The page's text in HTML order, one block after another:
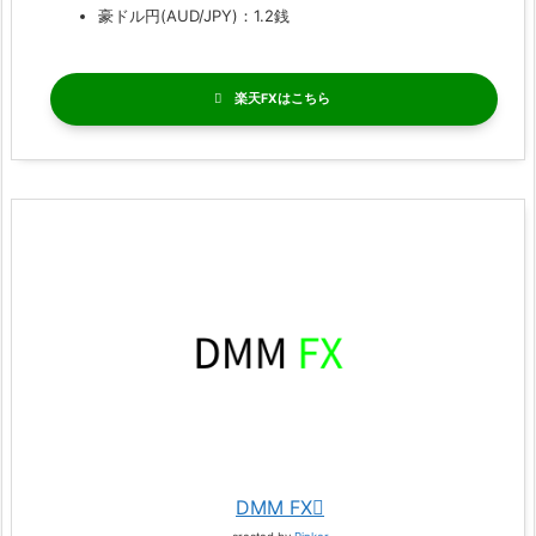
豪ドル円(AUD/JPY)：1.2銭
楽天FX
DMM FX